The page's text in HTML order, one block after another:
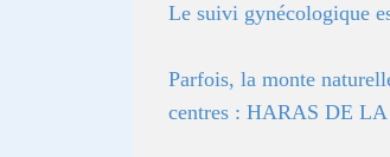
Le suivi gynécologique
Parfois, la monte
centres : HARAS DE